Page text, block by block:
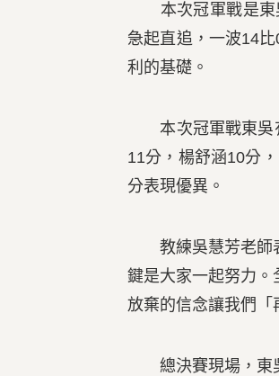
本次冠軍戰是東吳
急起直追，一波14
利的基礎。
本次冠軍戰東吳有
11分，楊舒涵10分
分表現優異。
教練吳慧芳老師表
鍵是大家一起努力
放棄的信念讓我們「
總決賽現場，東吳